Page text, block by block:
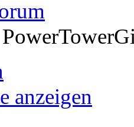
anzeigen